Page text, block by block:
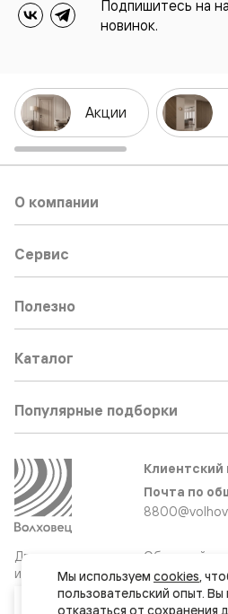
Ваш
Подпишитесь на
новинок.
Акции
Двери
и интерьерные
решения
О компании
Сервис
Полезно
Каталог
Популярные подборки
Клиентский
Почта по
Обратный
Мы используем cookies,
пользовательский опыт.
отказаться от сохранения